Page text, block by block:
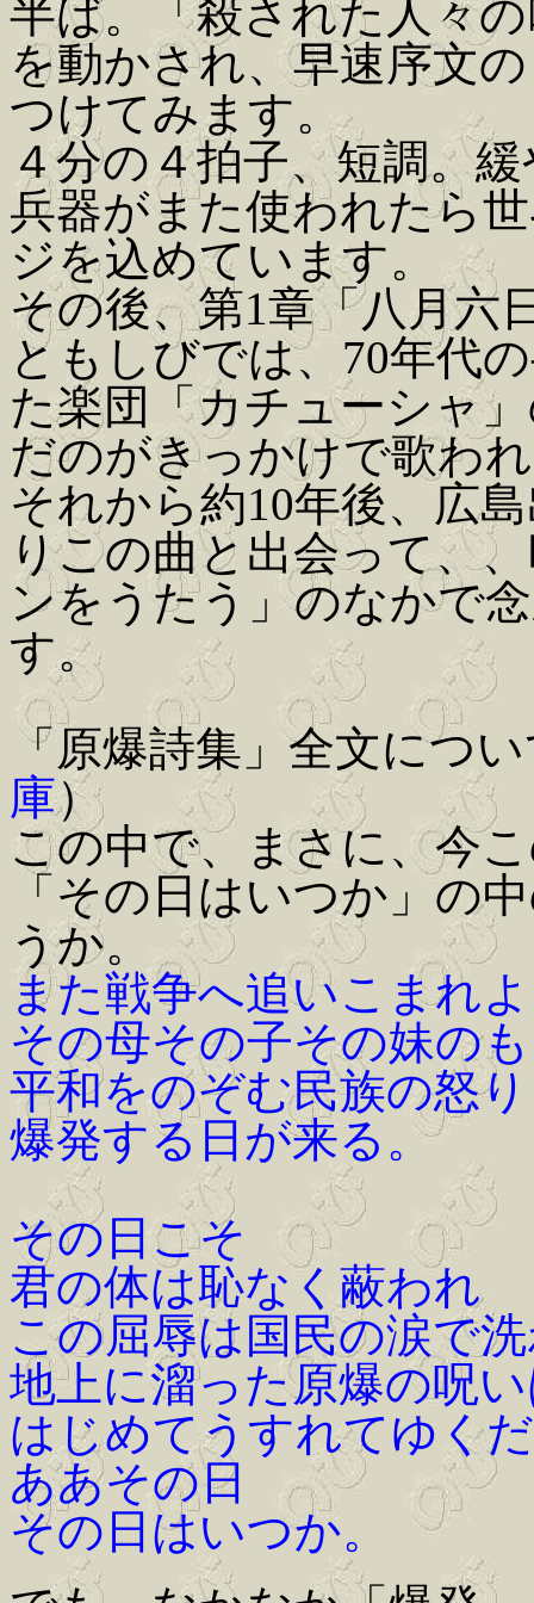
半ば。「殺された人々
を動かされ、早速序文
つけてみます。
４分の４拍子、短調。
兵器がまた使われたら
ジを込めています。
その後、第1章「八月六
ともしびでは、70年代
た楽団「カチューシャ
だのがきっかけで歌わ
それから約10年後、広
りこの曲と出会って、
ンをうたう」のなかで
す。
「原爆詩集」全文につ
庫）
この中で、まさに、今
「その日はいつか」の
うか。
また戦争へ追いこまれ
その母その子その妹の
平和をのぞむ民族の怒
爆発する日が来る。
その日こそ
君の体は恥なく蔽われ
この屈辱は国民の涙で
地上に溜った原爆の呪
はじめてうすれてゆく
ああその日
その日はいつか。